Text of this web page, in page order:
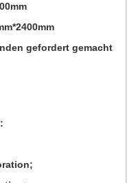
gefordert gemacht